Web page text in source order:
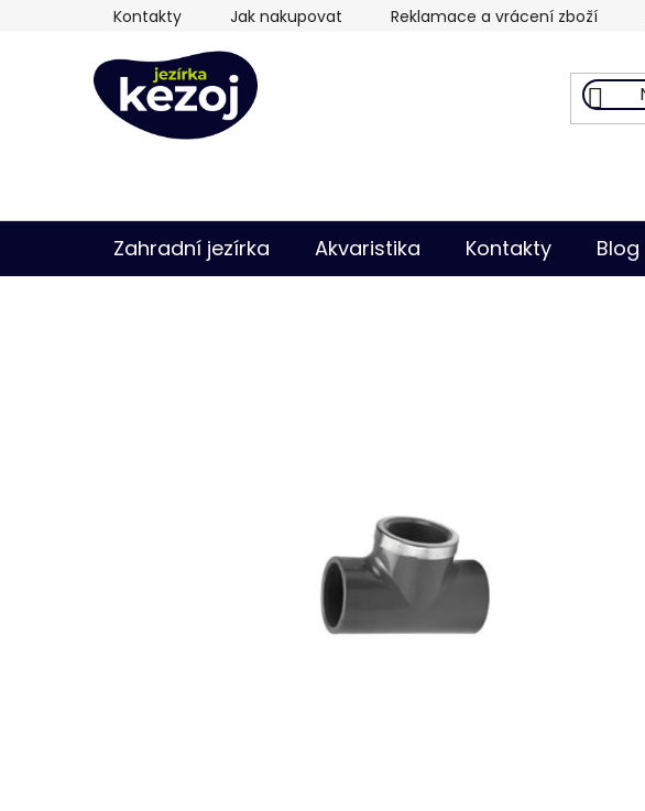
Kontakty Jak nakupovat Reklamace a vrácení zboží
Zahradní jezírka Akvaristika Kontakty Blog